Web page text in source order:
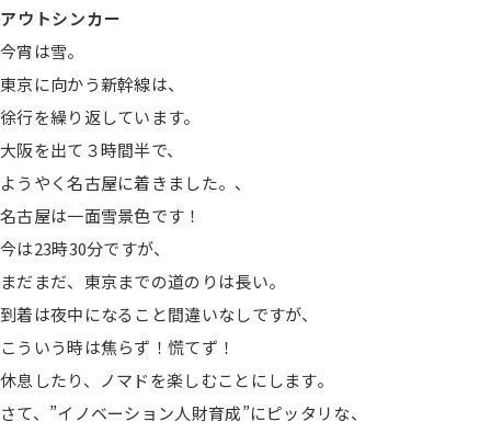
アウトシンカー
今宵は雪。
東京に向かう新幹線は、
徐行を繰り返しています。
大阪を出て３時間半で、
ようやく名古屋に着きました。、
名古屋は一面雪景色です！
今は23時30分ですが、
まだまだ、東京までの道のりは長い。
到着は夜中になること間違いなしですが、
こういう時は焦らず！慌てず！
休息したり、ノマドを楽しむことにします。
さて、”イノベーション人財育成”にピッタリな、